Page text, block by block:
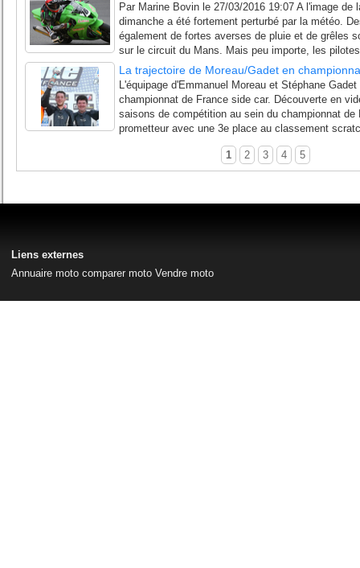
Par Marine Bovin le 27/03/2016 19:07 A l'image de
dimanche a été fortement perturbé par la météo.
également de fortes averses de pluie et de grêles
sur le circuit du Mans. Mais peu importe, les
La trajectoire de Moreau/Gadet en
L'équipage d'Emmanuel Moreau et Stéphane
championnat de France side car. Découverte en
saisons de compétition au sein du championnat
prometteur avec une 3e place au classement
1 2 3 4 5
Liens externes
Annuaire moto comparer moto Vendre moto